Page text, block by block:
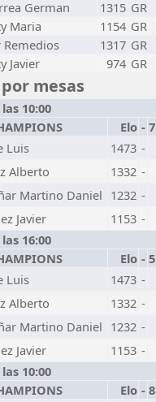
German 1315 GR
Maria 1154 GR
Remedios 1317 GR
Javier 974 GR
mesas
10:00
Elo - 7
Luis 1473 -
Alberto 1332 -
Martino Daniel 1232 -
Javier 1153 -
16:00
Elo - 5
Luis 1473 -
Alberto 1332 -
Martino Daniel 1232 -
Javier 1153 -
10:00
Elo - 8